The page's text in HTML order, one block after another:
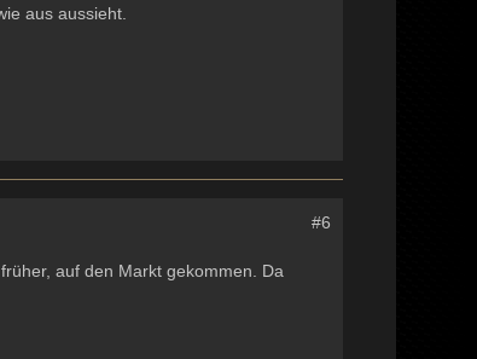
aus aussieht.
#6
auf den Markt gekommen. Da